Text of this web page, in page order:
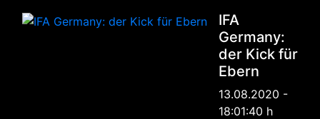
IFA
Germany:
der Kick für
Ebern
13.08.2020 -
18:01:40 h